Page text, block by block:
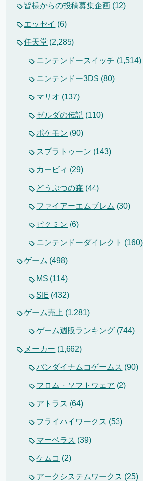
皆様からの投稿募集企画 (12)
エッセイ (6)
任天堂 (2,285)
ニンテンドースイッチ (1,514)
ニンテンドー3DS (80)
マリオ (137)
ゼルダの伝説 (110)
ポケモン (90)
スプラトゥーン (143)
カービィ (29)
どうぶつの森 (44)
ファイアーエムブレム (30)
ピクミン (6)
ニンテンドーダイレクト (160)
ゲーム (498)
MS (114)
SIE (432)
ゲーム売上 (1,281)
ゲーム週販ランキング (744)
メーカー (1,662)
バンダイナムコゲームス (90)
フロム・ソフトウェア (2)
アトラス (64)
フライハイワークス (53)
マーベラス (39)
ケムコ (2)
アークシステムワークス (25)